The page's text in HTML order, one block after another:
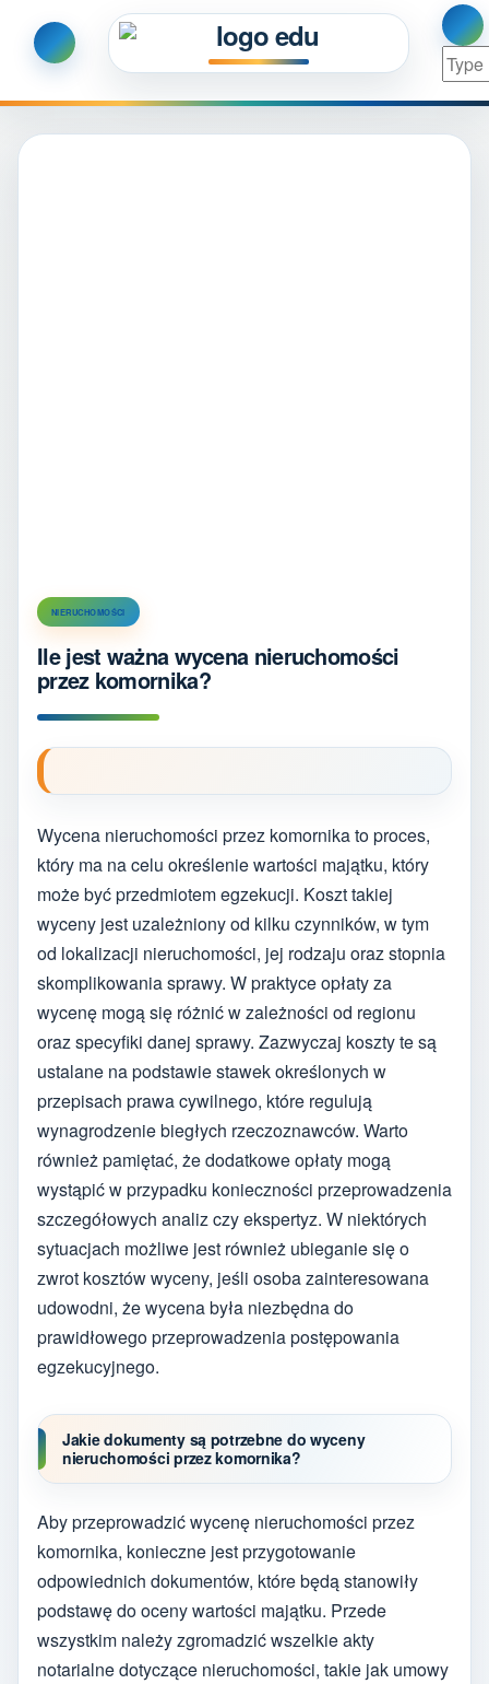
NIERUCHOMOŚCI
Ile jest ważna wycena nieruchomości
przez komornika?
Wycena nieruchomości przez komornika to proces,
który ma na celu określenie wartości majątku, który
może być przedmiotem egzekucji. Koszt takiej
wyceny jest uzależniony od kilku czynników, w tym
od lokalizacji nieruchomości, jej rodzaju oraz stopnia
skomplikowania sprawy. W praktyce opłaty za
wycenę mogą się różnić w zależności od regionu
oraz specyfiki danej sprawy. Zazwyczaj koszty te są
ustalane na podstawie stawek określonych w
przepisach prawa cywilnego, które regulują
wynagrodzenie biegłych rzeczoznawców. Warto
również pamiętać, że dodatkowe opłaty mogą
wystąpić w przypadku konieczności przeprowadzenia
szczegółowych analiz czy ekspertyz. W niektórych
sytuacjach możliwe jest również ubieganie się o
zwrot kosztów wyceny, jeśli osoba zainteresowana
udowodni, że wycena była niezbędna do
prawidłowego przeprowadzenia postępowania
egzekucyjnego.
Jakie dokumenty są potrzebne do wyceny
nieruchomości przez komornika?
Aby przeprowadzić wycenę nieruchomości przez
komornika, konieczne jest przygotowanie
odpowiednich dokumentów, które będą stanowiły
podstawę do oceny wartości majątku. Przede
wszystkim należy zgromadzić wszelkie akty
notarialne dotyczące nieruchomości, takie jak umowy